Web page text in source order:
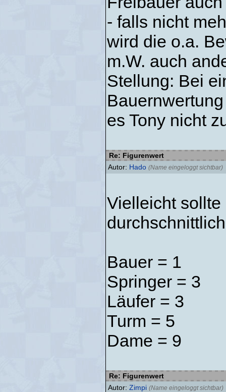
- falls nicht
wird die o.a.
m.W. auch
Stellung: Bei
es Tony nicht
Re: Figurenwert
Autor: Hado (Name eingeloggt sichtbar)
Vielleicht
Bauer = 1
Springer = 3
Läufer = 3
Turm = 5
Dame = 9
Re: Figurenwert
Autor: Zimpi (Name eingeloggt sichtbar)